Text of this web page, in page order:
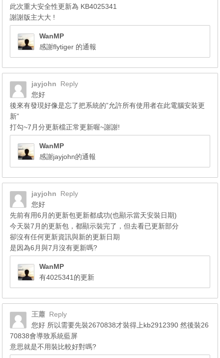
此次重大安全性更新為 KB4025341
謝謝版主大大 !
WanMP
感謝flytiger 的通報
jayjohn
Reply
您好
後來有發現好像是忘了把系統的”允許所有使用者在此電腦安裝更
新”
打勾~7月分更新檔正常更新喔~謝謝!
WanMP
感謝jayjohn的通報
jayjohn
Reply
您好
先前有用6月的更新包更新都成功(也顯示當天安裝日期)
今天裝7月的更新包，都顯示裝完了，但去看已更新部分
卻沒有任何更新資訊與新的更新日期
是因為6月與7月沒有更新嗎?
WanMP
有4025341的更新
王蕭 Reply
您好 所以需要先裝2670838才裝得上kb2912390 然後裝26
70838會導致系統藍屏
意思就是不用裝比較好對嗎?